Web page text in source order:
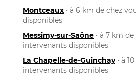
Montceaux • à 6 km de chez
disponibles
Messimy-sur-Saône • à 7 km de
intervenants disponibles
La Chapelle-de-Guinchay• à
intervenants disponibles